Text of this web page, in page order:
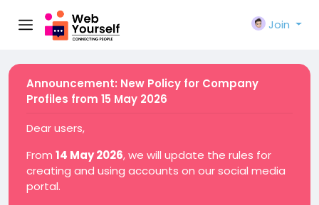
Join
Announcement: New Policy for Company
Profiles from 15 May 2026
Dear users,
From 14 May 2026, we will update the rules for
creating and using accounts on our social media
portal.